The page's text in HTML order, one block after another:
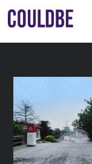
Skip
content
台